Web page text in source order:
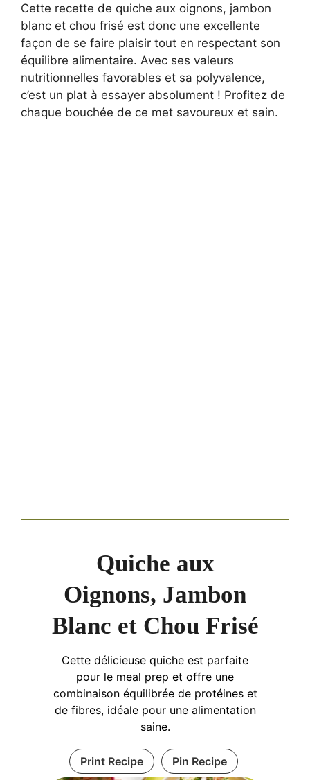
Cette recette de quiche aux oignons, jambon
blanc et chou frisé est donc une excellente
façon de se faire plaisir tout en respectant son
équilibre alimentaire. Avec ses valeurs
nutritionnelles favorables et sa polyvalence,
c’est un plat à essayer absolument ! Profitez de
chaque bouchée de ce met savoureux et sain.
Quiche aux
Oignons, Jambon
Blanc et Chou Frisé
Cette délicieuse quiche est parfaite
pour le meal prep et offre une
combinaison équilibrée de protéines et
de fibres, idéale pour une alimentation
saine.
Print Recipe Pin Recipe